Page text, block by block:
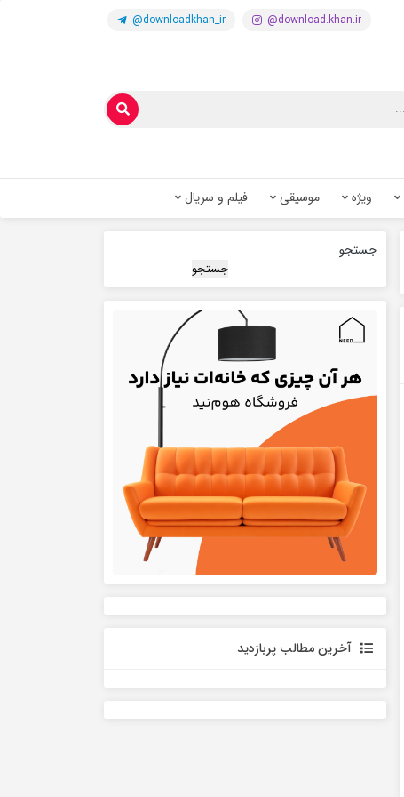
@download.khan.ir
@downloadkhan_ir
ویژه موسیقی فیلم و سریال
جستجو
جستجو
آخرین مطالب پربازدید